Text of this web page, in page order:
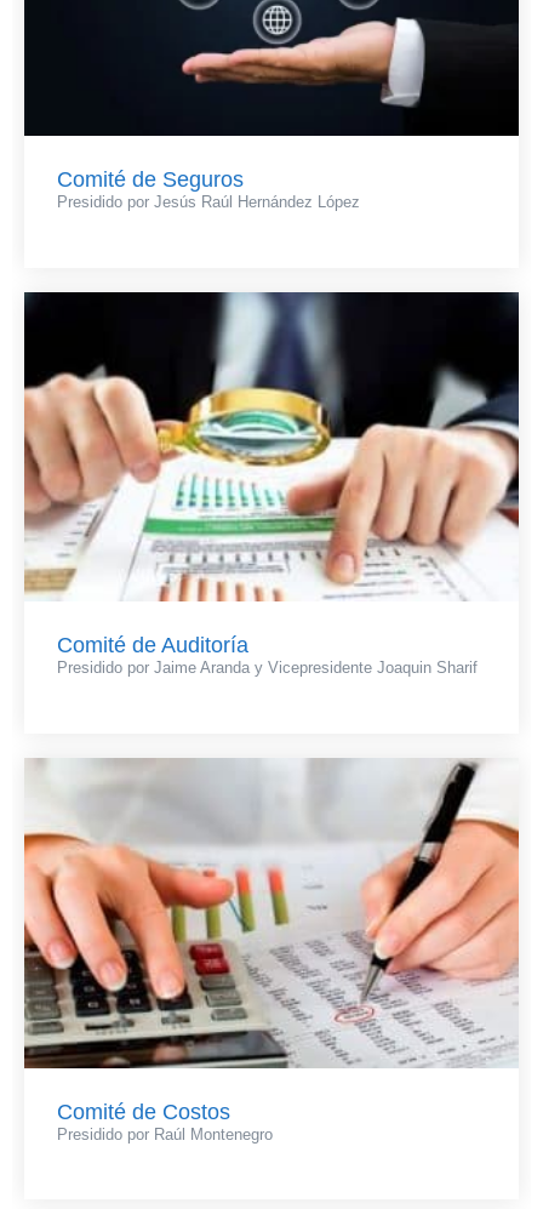
Comité de Seguros
Presidido por Jesús Raúl Hernández López
Comité de Auditoría
Presidido por Jaime Aranda y Vicepresidente Joaquin Sharif
Comité de Costos
Presidido por Raúl Montenegro